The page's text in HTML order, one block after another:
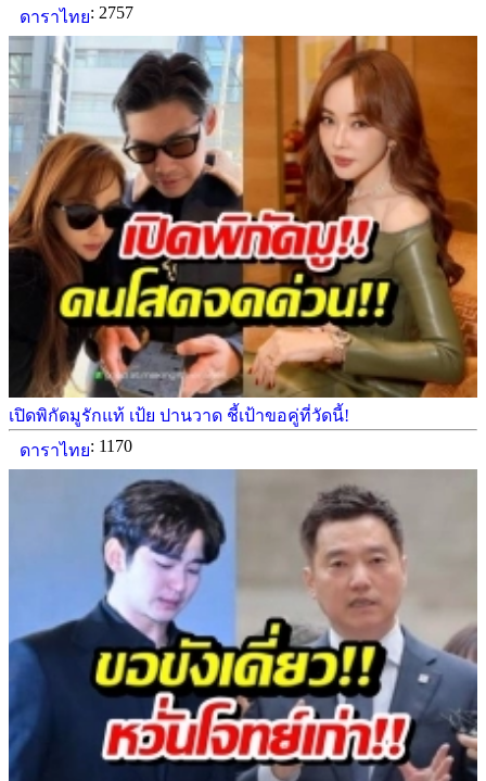
ดาราไทย: 2757
เปิดพิกัดมูรักแท้ เป้ย ปานวาด ชี้เป้าขอคู่ที่วัดนี้!
ดาราไทย: 1170